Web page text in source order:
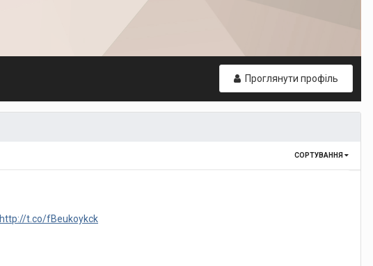
Проглянути профіль
СОРТУВАННЯ
http://t.co/fBeukoykck